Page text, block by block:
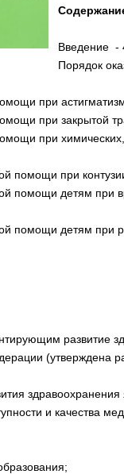
Введение -
Порядок
при
при закрытой
при
помощи при
помощи детям при
помощи детям при
развитие
(утверждена
и качества